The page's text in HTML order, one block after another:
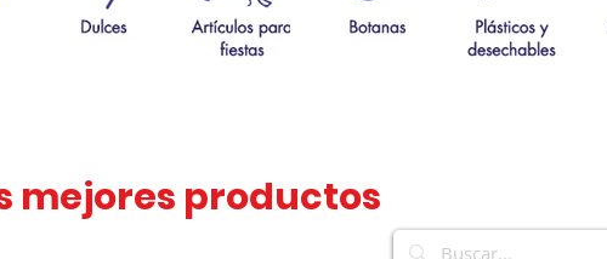
mejores productos